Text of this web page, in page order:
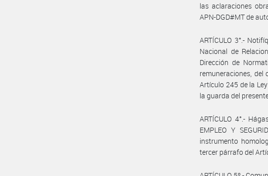
las aclaraciones
APN-DGD#MT de
ARTÍCULO 3°.-
Nacional de
Dirección de
remuneraciones, del
Artículo 245 de la
la guarda del
ARTÍCULO 4°.-
EMPLEO Y
instrumento
tercer párrafo del